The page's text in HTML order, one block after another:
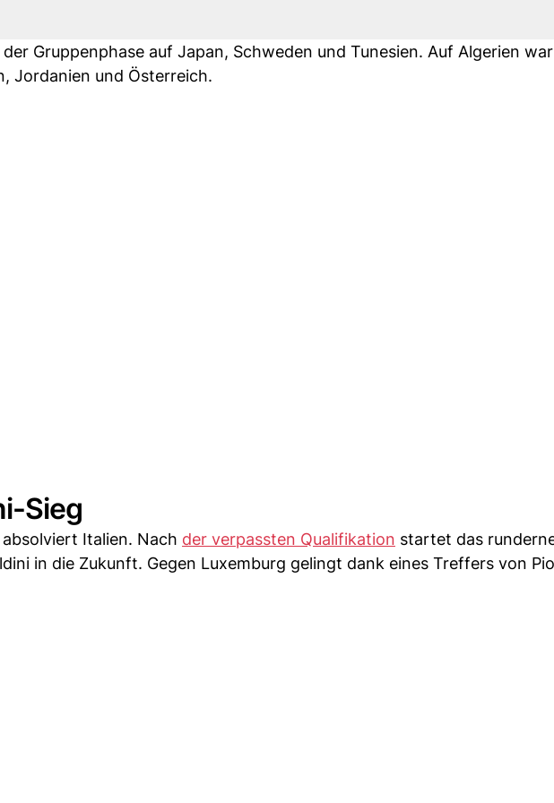
Gruppenphase auf Japan, Schweden und Tunesien. Auf Algerien
Jordanien und Österreich.
Sieg
Italien. Nach der verpassten Qualifikation startet das
in die Zukunft. Gegen Luxemburg gelingt dank eines Treffers von